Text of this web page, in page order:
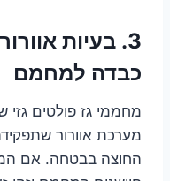
3. בעיות
כבדה למחמם
מחממי גז פולטים גזי
מערכת אוורור
החוצה בבטחה. אם